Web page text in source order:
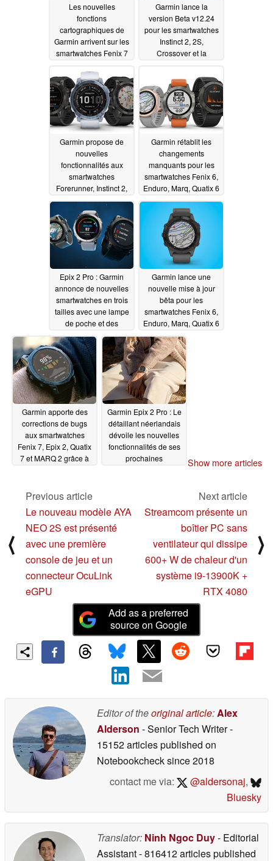
Les nouvelles
fonctions
cartographiques de
Garmin arrivent sur les
smartwatches Fenix 7
Garmin lance la
version Beta v12.24
pour les smartwatches
Instinct 2, 2S,
Crossover et la
06/07/2023
Garmin propose de
nouvelles
fonctionnalités aux
smartwatches
Forerunner, Instinct 2,
Fenix 7, Epix 2, Marq 2
et Enduro 2 avec la
dernière mise à jour
stable06/07/2023
Garmin rétablit les
changements
manquants pour les
smartwatches Fenix 6,
Enduro, Marq, Quatix 6
et Tactix Delta dans la
nouvelle mise à jour de
la version Beta 25.91
06/02/2023
Epix 2 Pro : Garmin
annonce de nouvelles
smartwatches en trois
tailles avec une lampe
de poche et des
capteurs améliorés
06/01/2023
Garmin lance une
nouvelle mise à jour
bêta pour les
smartwatches Fenix 6,
Enduro, Marq, Quatix 6
et Tactix Delta avec un
changelog réduit
05/28/2023
Garmin apporte des
corrections de bugs
aux smartwatches
Fenix 7, Epix 2, Quatix
7 et MARQ 2 grâce à
Garmin Epix 2 Pro : Le
détaillant néerlandais
dévoile les nouvelles
fonctionnalités de ses
prochaines
Show more articles
⟨
Previous article
Le nouveau modèle AYA
NEO 2S est présenté
avec une première
console de jeu et un
connecteur OcuLink
eGPU
Next article
Streamcom présente un
boîtier PC sans
ventilateur qui dissipe
600+ W de chaleur d'un
système i9-13900K +
RTX 4080
⟩
Add as a preferred
source on Google
Editor of theoriginal article:Alex
Alderson - Senior Tech Writer-
15152 articles published on
Notebookchecksince 2018
contact me via:
@aldersonaj,
Bluesky
Translator: Ninh Ngoc Duy- Editorial
Assistant- 816412 articles published